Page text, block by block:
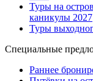
Туры на
каникулы 2027
Туры
Специальные
Раннее